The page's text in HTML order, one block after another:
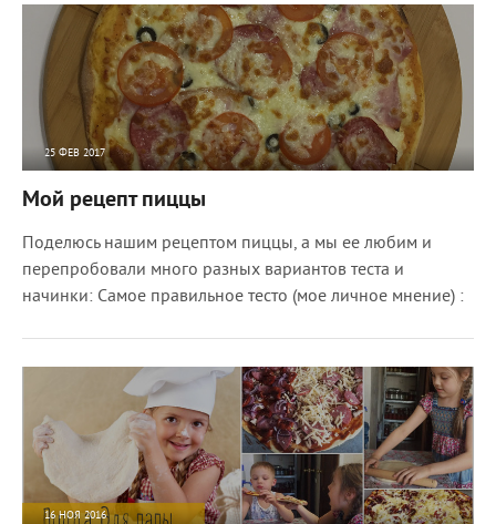
25 ФЕВ 2017
Мой рецепт пиццы
Поделюсь нашим рецептом пиццы, а мы ее любим и
перепробовали много разных вариантов теста и
начинки: Самое правильное тесто (мое личное мнение) :
16 НОЯ 2016